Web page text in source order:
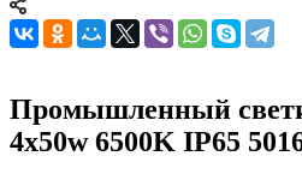
Промышленный
4x50w 6500K IP65